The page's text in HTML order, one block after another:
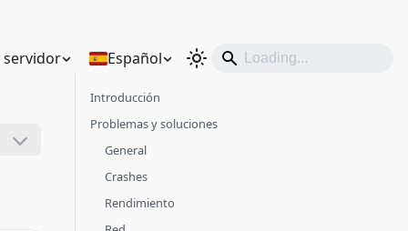
servidor Español
Introducción
Problemas y soluciones
General
Crashes
Rendimiento